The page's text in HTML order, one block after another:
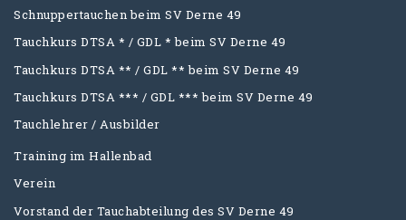
Schnuppertauchen beim SV Derne 49
Tauchkurs DTSA * / GDL * beim SV Derne 49
Tauchkurs DTSA ** / GDL ** beim SV Derne 49
Tauchkurs DTSA *** / GDL *** beim SV Derne 49
Tauchlehrer / Ausbilder
Training im Hallenbad
Verein
Vorstand der Tauchabteilung des SV Derne 49